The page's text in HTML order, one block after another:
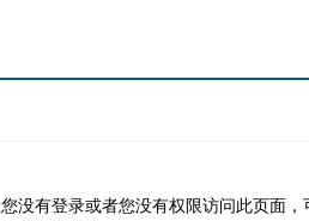
您没有登录或者您没有权限访问此页面